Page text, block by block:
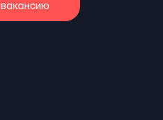
вакансию